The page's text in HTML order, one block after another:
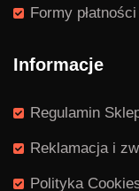
Formy płatności
Informacje
Regulamin
Reklamacja i
Polityka